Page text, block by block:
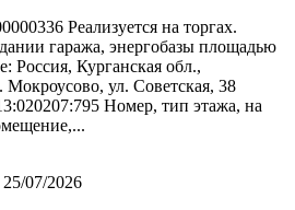
Реализуется на торгах.
гаража, энергобазы площадью
Россия, Курганская обл.,
ул. Советская, 38
Номер, тип этажа, на
25/07/2026